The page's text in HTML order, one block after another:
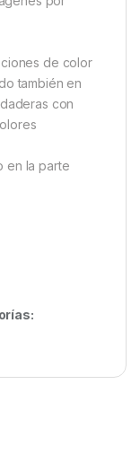
una
más alto, ¡y
increíble!
localmente
con
en la parte